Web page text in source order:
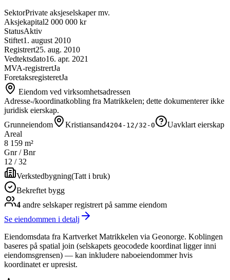
SektorPrivate aksjeselskaper mv.
Aksjekapital2 000 000 kr
StatusAktiv
Stiftet1. august 2010
Registrert25. aug. 2010
Vedtektsdato16. apr. 2021
MVA-registrertJa
ForetaksregisteretJa
Eiendom ved virksomhetsadressen
Adresse-/koordinatkobling fra Matrikkelen; dette dokumenterer ikke
juridisk eierskap.
Grunneiendom
Kristiansand4204-12/32-0
Uavklart eierskap
Areal
8 159 m²
Gnr / Bnr
12 /32
Verkstedbygning(Tatt i bruk)
Bekreftet bygg
4 andre selskaperregistrert på samme eiendom
Se eiendommen i detalj
Eiendomsdata fra Kartverket Matrikkelen via Geonorge. Koblingen
baseres på spatial join (selskapets geocodede koordinat ligger inni
eiendomsgrensen) — kan inkludere naboeiendommer hvis
koordinatet er upresist.